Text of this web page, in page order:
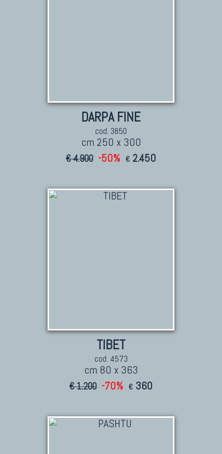
DARPA FINE
cod. 3850
cm 250 x 300
€ 4.900 -50% € 2.450
TIBET
cod. 4573
cm 80 x 363
€ 1.200 -70% € 360